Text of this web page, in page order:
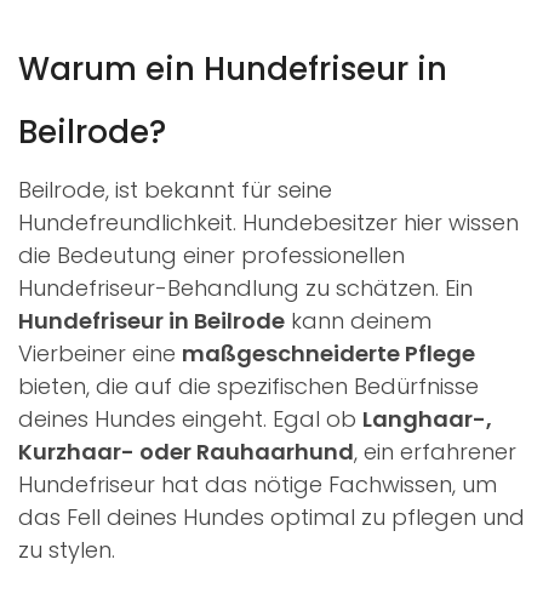
Warum ein Hundefriseur in
Beilrode?
Beilrode, ist bekannt für seine
Hundefreundlichkeit. Hundebesitzer hier wissen
die Bedeutung einer professionellen
Hundefriseur-Behandlung zu schätzen. Ein
Hundefriseur in Beilrode kann deinem
Vierbeiner eine maßgeschneiderte Pflege
bieten, die auf die spezifischen Bedürfnisse
deines Hundes eingeht. Egal ob Langhaar-,
Kurzhaar- oder Rauhaarhund, ein erfahrener
Hundefriseur hat das nötige Fachwissen, um
das Fell deines Hundes optimal zu pflegen und
zu stylen.